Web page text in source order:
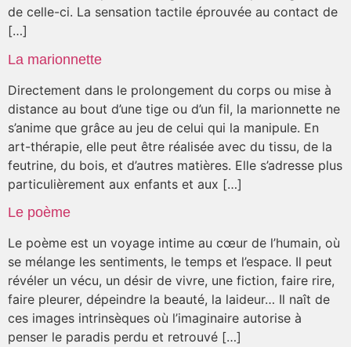
de celle-ci. La sensation tactile éprouvée au contact de
[…]
La marionnette
Directement dans le prolongement du corps ou mise à
distance au bout d’une tige ou d’un fil, la marionnette ne
s’anime que grâce au jeu de celui qui la manipule. En
art-thérapie, elle peut être réalisée avec du tissu, de la
feutrine, du bois, et d’autres matières. Elle s’adresse plus
particulièrement aux enfants et aux […]
Le poème
Le poème est un voyage intime au cœur de l’humain, où
se mélange les sentiments, le temps et l’espace. Il peut
révéler un vécu, un désir de vivre, une fiction, faire rire,
faire pleurer, dépeindre la beauté, la laideur… Il naît de
ces images intrinsèques où l’imaginaire autorise à
penser le paradis perdu et retrouvé […]